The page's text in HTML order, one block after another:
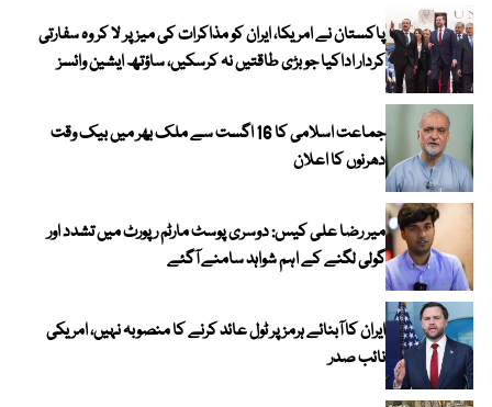
پاکستان نے امریکا، ایران کو مذاکرات کی میز پر لا کر وہ سفارتی
کردار اداکیا جو بڑی طاقتیں نہ کرسکیں، ساؤتھ ایشین وائسز
جماعت اسلامی کا 16 اگست سے ملک بھر میں بیک وقت
دھرنوں کا اعلان
میر رضا علی کیس: دوسری پوسٹ مارٹم رپورٹ میں تشدد اور
گولی لگنے کے اہم شواہد سامنے آگئے
ایران کا آبنائے ہرمز پر ٹول عائد کرنے کا منصوبہ نہیں، امریکی
نائب صدر